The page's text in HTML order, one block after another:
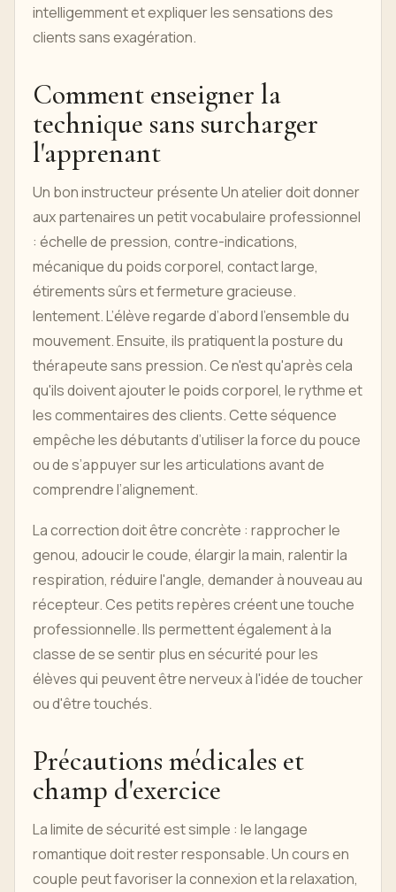
intelligemment et expliquer les sensations des
clients sans exagération.
Comment enseigner la
technique sans surcharger
l'apprenant
Un bon instructeur présente Un atelier doit donner
aux partenaires un petit vocabulaire professionnel
: échelle de pression, contre-indications,
mécanique du poids corporel, contact large,
étirements sûrs et fermeture gracieuse.
lentement. L’élève regarde d’abord l’ensemble du
mouvement. Ensuite, ils pratiquent la posture du
thérapeute sans pression. Ce n'est qu'après cela
qu'ils doivent ajouter le poids corporel, le rythme et
les commentaires des clients. Cette séquence
empêche les débutants d’utiliser la force du pouce
ou de s’appuyer sur les articulations avant de
comprendre l’alignement.
La correction doit être concrète : rapprocher le
genou, adoucir le coude, élargir la main, ralentir la
respiration, réduire l'angle, demander à nouveau au
récepteur. Ces petits repères créent une touche
professionnelle. Ils permettent également à la
classe de se sentir plus en sécurité pour les
élèves qui peuvent être nerveux à l'idée de toucher
ou d'être touchés.
Précautions médicales et
champ d'exercice
La limite de sécurité est simple : le langage
romantique doit rester responsable. Un cours en
couple peut favoriser la connexion et la relaxation,